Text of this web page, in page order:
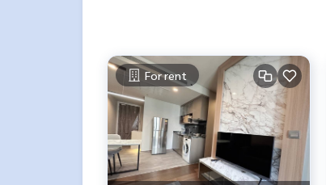
🥰 Contact
Line : @therealproperty
Wechat : TheRealP
WhatsApp :
+66 82 269 6289
Tel092-628-9945Baimint
Call082-269-6289 Mo for EN/TH
For rent